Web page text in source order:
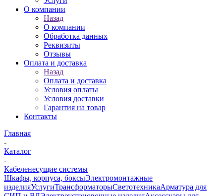
О компании
Назад
О компании
Обработка данных
Реквизиты
Отзывы
Оплата и доставка
Назад
Оплата и доставка
Условия оплаты
Условия доставки
Гарантия на товар
Контакты
Главная
-
Каталог
-
Кабеленесущие системы
Шкафы, корпуса, боксыЭлектромонтажные
изделияУслугиТрансформаторыСветотехникаАрматура для